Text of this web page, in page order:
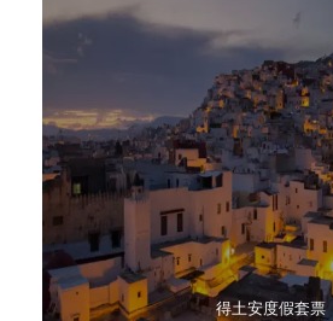
得土安度假套票